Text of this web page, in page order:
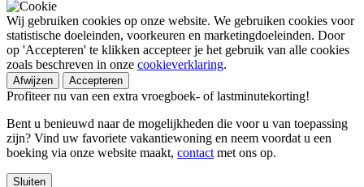
Wij gebruiken cookies op onze website. We gebruiken cookies voor
statistische doeleinden, voorkeuren en marketingdoeleinden. Door
op 'Accepteren' te klikken accepteer je het gebruik van alle cookies
zoals beschreven in onze cookieverklaring.
Afwijzen Accepteren
Profiteer nu van een extra vroegboek- of lastminutekorting!
Bent u benieuwd naar de mogelijkheden die voor u van toepassing
zijn? Vind uw favoriete vakantiewoning en neem voordat u een
boeking via onze website maakt, contact met ons op.
Sluiten